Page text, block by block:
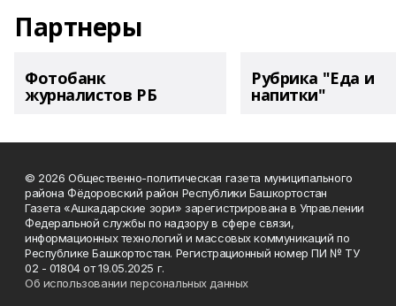
Партнеры
Фотобанк
журналистов РБ
Рубрика "Еда и
напитки"
© 2026 Общественно-политическая газета муниципального
района Фёдоровский район Республики Башкортостан
Газета «Ашкадарские зори» зарегистрирована в Управлении
Федеральной службы по надзору в сфере связи,
информационных технологий и массовых коммуникаций по
Республике Башкортостан. Регистрационный номер ПИ № ТУ
02 - 01804 от 19.05.2025 г.
Об использовании персональных данных